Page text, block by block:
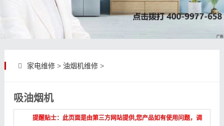
家电维修> 油烟机维修>
吸油烟机
提醒贴士：此页面是由第三方网站提供,您产品如有使用问题，调